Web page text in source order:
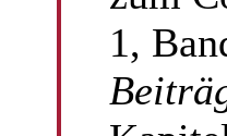
1,